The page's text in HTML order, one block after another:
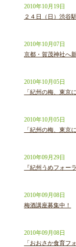
2010年10月19日
２４日（日）渋谷
2010年10月07日
京都・賀茂神社へ
2010年10月05日
「紀州の梅、東京
2010年10月05日
「紀州の梅、東京
2010年09月29日
『紀州うめフォー
2010年09月08日
梅酒講座募集中！
2010年09月08日
「おおさか食育フ